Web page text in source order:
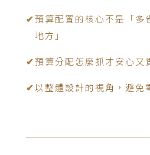
✔預算配置的核心不是「多
地方」
✔預算分配怎麼抓才安心又
✔以整體設計的視角，避免